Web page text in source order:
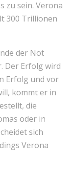
zu sein. Verona
300 Trillionen
der Not
Der Erfolg wird
Erfolg und vor
kommt er in
die
oder in
sich
Verona